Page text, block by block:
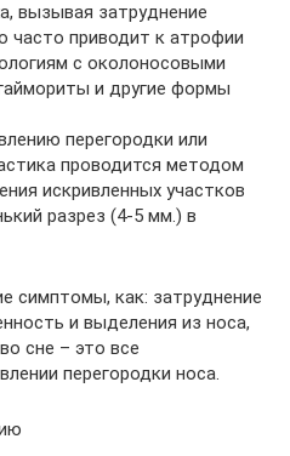
вызывая затруднение
часто приводит к атрофии
с околоносовыми
и другие формы
перегородки или
проводится методом
искривленных участков
разрез (4-5 мм.) в
симптомы, как: затруднение
и выделения из носа,
сне – это все
перегородки носа.